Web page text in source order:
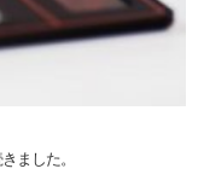
ました。